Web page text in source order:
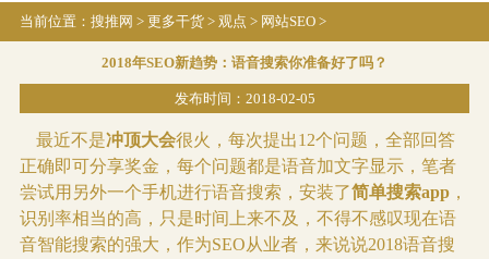
当前位置： 搜推网 > 更多干货> 观点 > 网站SEO>
2018年SEO新趋势：语音搜索你准备好了吗？
发布时间：2018-02-05
最近不是冲顶大会很火，每次提出12个问题，全部回答
正确即可分享奖金，每个问题都是语音加文字显示，笔者
尝试用另外一个手机进行语音搜索，安装了简单搜索app，
识别率相当的高，只是时间上来不及，不得不感叹现在语
音智能搜索的强大，作为SEO从业者，来说说2018语音搜